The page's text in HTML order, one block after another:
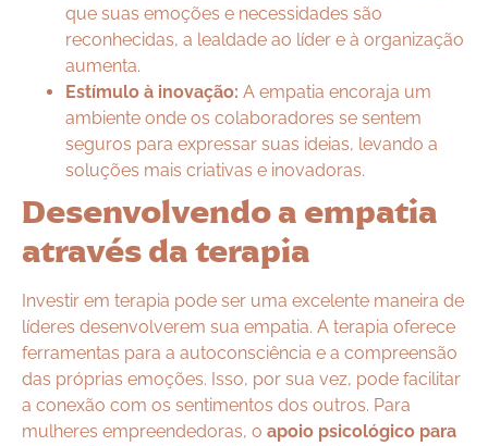
que suas emoções e necessidades são
reconhecidas, a lealdade ao líder e à organização
aumenta.
Estímulo à inovação: A empatia encoraja um
ambiente onde os colaboradores se sentem
seguros para expressar suas ideias, levando a
soluções mais criativas e inovadoras.
Desenvolvendo a empatia
através da terapia
Investir em terapia pode ser uma excelente maneira de
líderes desenvolverem sua empatia. A terapia oferece
ferramentas para a autoconsciência e a compreensão
das próprias emoções. Isso, por sua vez, pode facilitar
a conexão com os sentimentos dos outros. Para
mulheres empreendedoras, o apoio psicológico para